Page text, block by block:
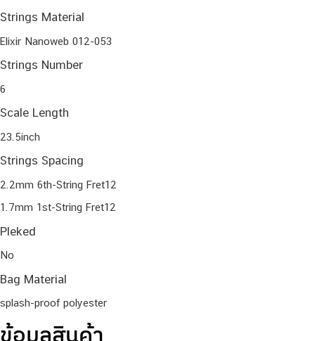
Strings Material
Elixir Nanoweb 012-053
Strings Number
6
Scale Length
23.5inch
Strings Spacing
2.2mm 6th-String Fret12
1.7mm 1st-String Fret12
Pleked
No
Bag Material
splash-proof polyester
ข้อมูลสินค้า